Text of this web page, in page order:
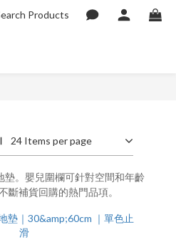
Products
24 Items per page
墊。嬰兒圍欄可針對空間和年齡
補貨回購的熱門品項。